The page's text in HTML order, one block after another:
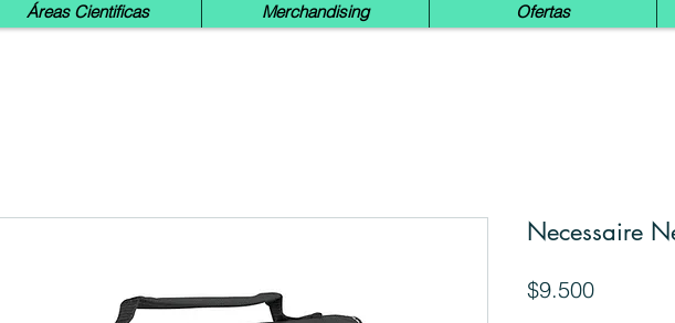
Áreas Cientificas Merchandising Ofertas
Necessaire
$9.500Precio